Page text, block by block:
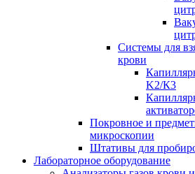
Системы для
крови
K2/К3
Покровное и
микроскопии
Штативы для
Лабораторное оборудование